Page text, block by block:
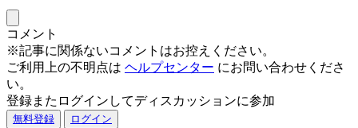
コメント
※記事に関係ないコメントはお控えください。
ご利用上の不明点は ヘルプセンター にお問い合わせくださ
い。
登録またログインしてディスカッションに参加
無料登録 ログイン